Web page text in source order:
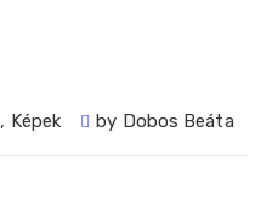
, Képek by Dobos Beáta